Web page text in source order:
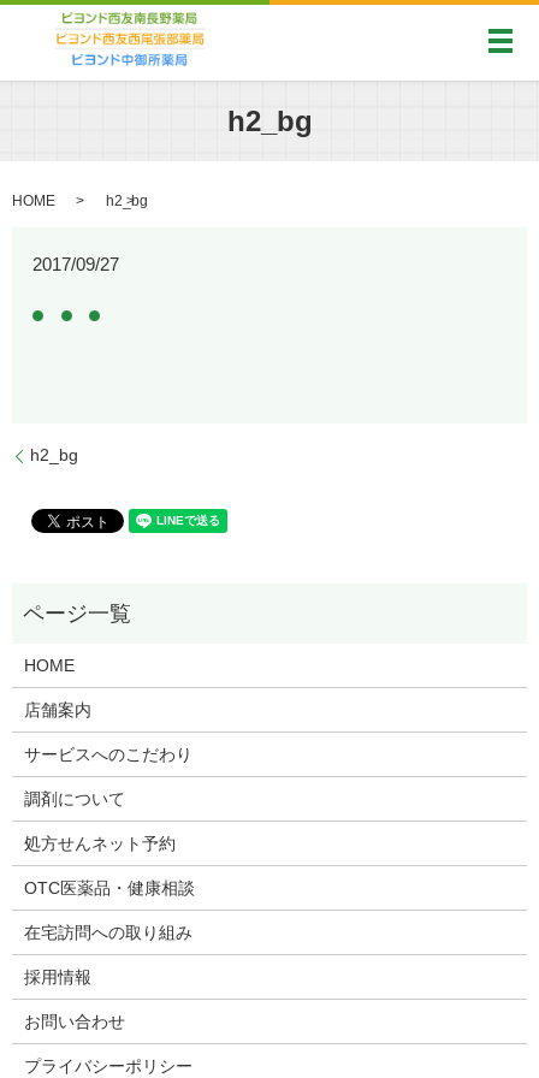
メ
h2_bg
HOME h2_bg
2017/09/27
h2_bg
HOME
店舗案内
サービスへのこだわり
調剤について
処方せんネット予約
OTC医薬品・健康相談
在宅訪問への取り組み
採用情報
お問い合わせ
プライバシーポリシー